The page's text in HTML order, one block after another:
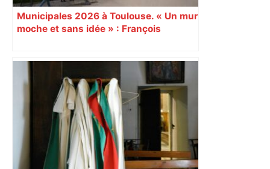
Municipales 2026 à Toulouse. « Un mur
moche et sans idée » : François